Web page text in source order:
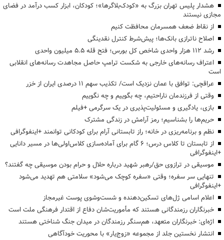
هشدار پلیس تهران بزرگ به «کودک‌بلاگرها»؛ کودکان، ابزار کسب درآمد در فضای
مجازی نیستند
از نقاط ضعف همسرمان محافظت کنیم
اصلاح ناترازی بانک‌ها؛ پیش‌شرط کنترل نقدینگی
رشد ۱۱۲ هزار واحدی شاخص کل بورس؛ فتح قله ۵.۵ میلیون واحدی
اعتراف رسانه‌های خارجی به شکست ترامپ حاصل مجاهدت رسانه‌های انقلابی
است
عراقچی: توافق با عمان نزدیک است/ تکذیب سهم ۱۱ درصدی ایران از خزر
وقتی از فرزندمان ناراحتیم، چه بگوییم و چه نگوییم
بازی، یادگیری و مسئولیت‌پذیری در یک سرگرمی +فیلم
حریم‌ها را بشناسیم؛ رمز آرامش در زندگی مشترک
نظم و برنامه‌ریزی در خانه؛ راز تابستانی آرام برای کودکانی توانمند +اینفوگرافی
از تابستان تا کلاس درس؛ ۶ گام برای آماده‌سازی کلاس‌اولی‌ها در مسیر دانایی
+اینفوگرافی
موسیقی در ترازوی حق/رهبر شهید درباره حلال و حرام بودن موسیقی چه گفتند؟
تنهایی سر سفره؛ وقتی «سفره کوچک می‌شود» سلامتی هم تهدید می‌شود
+اینفوگرافی
اعلام اسامی ژل‌های تسکین‌دهنده و شست‌وشوی پوست غیرمجاز
خبرنگاران رزمندگانی هستند که مأموریت‌شان دفاع از اقتدار فرهنگی ملت است
اژه‌ای: خبرنگاران متعهد، هم‌سنگر رزمندگان در میدان جنگ شناختی هستند
انتشار نخستین جلد از مجموعه «زوج‌یار» با محوریت خودآگاهی